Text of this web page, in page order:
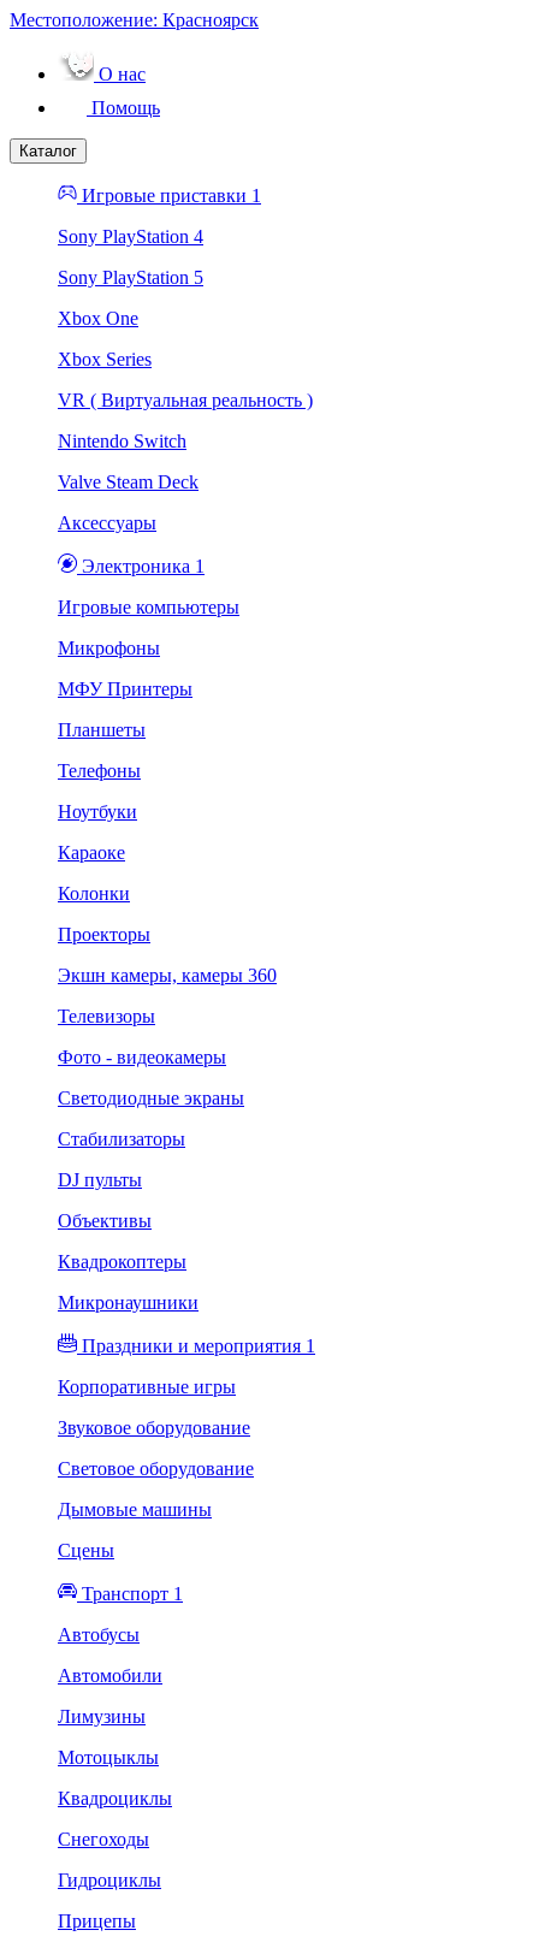
Местоположение: Красноярск
О нас
Помощь
Каталог
Игровые приставки 1
Sony PlayStation 4
Sony PlayStation 5
Xbox One
Xbox Series
VR ( Виртуальная реальность )
Nintendo Switch
Valve Steam Deck
Аксессуары
Электроника 1
Игровые компьютеры
Микрофоны
МФУ Принтеры
Планшеты
Телефоны
Ноутбуки
Караоке
Колонки
Проекторы
Экшн камеры, камеры 360
Телевизоры
Фото - видеокамеры
Светодиодные экраны
Стабилизаторы
DJ пульты
Объективы
Квадрокоптеры
Микронаушники
Праздники и мероприятия 1
Корпоративные игры
Звуковое оборудование
Световое оборудование
Дымовые машины
Сцены
Транспорт 1
Автобусы
Автомобили
Лимузины
Мотоцыклы
Квадроциклы
Снегоходы
Гидроциклы
Прицепы